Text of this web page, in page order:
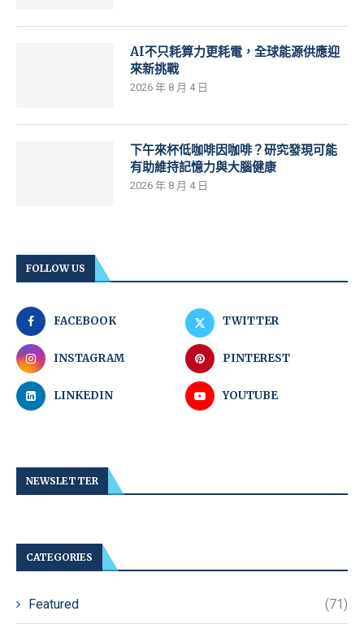
AI不只耗算力更耗電，全球能源供應迎
來新挑戰
2026 年 8 月 4 日
下午來杯低咖啡因咖啡？研究發現可能
有助維持記憶力與大腦健康
2026 年 8 月 4 日
FOLLOW US
FACEBOOK TWITTER
INSTAGRAM PINTEREST
LINKEDIN YOUTUBE
NEWSLETTER
CATEGORIES
Featured (71)